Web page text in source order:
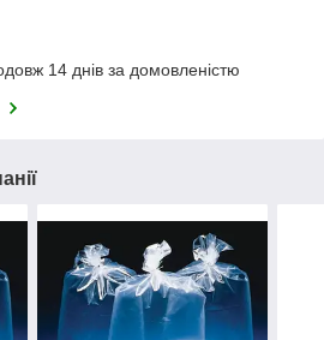
14 днів за домовленістю